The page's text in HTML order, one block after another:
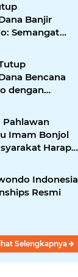
Banjir
Semangat
Bencana
dengan
Dihadiri
Ibu Kota
Pahlawan
Imam Bonjol
Harap
Lakukan
Indonesia
Resmi
Selengkapnya